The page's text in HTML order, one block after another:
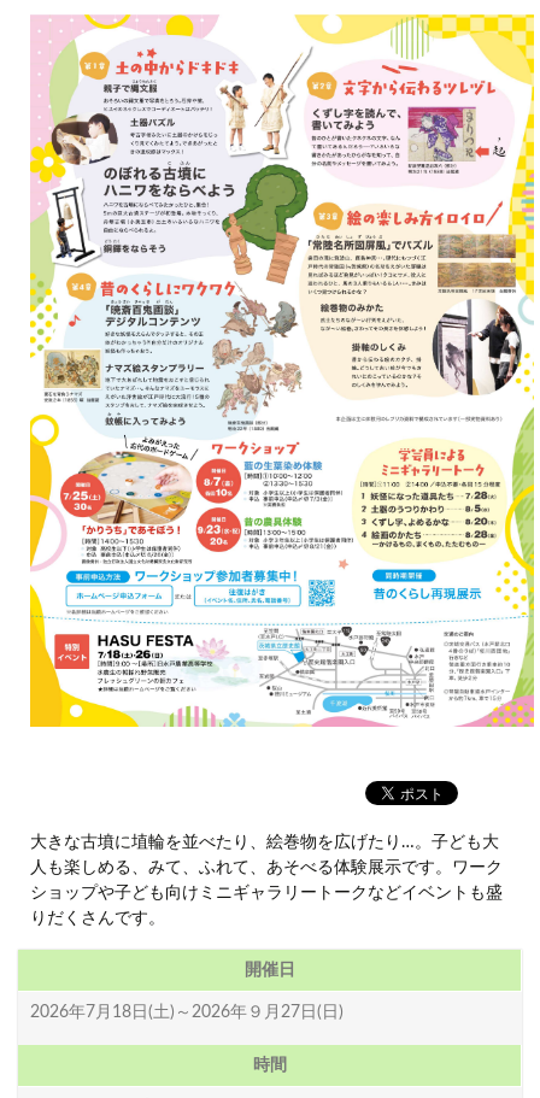
大きな古墳に埴輪を並べたり、絵巻物を広げたり…。子ども大
人も楽しめる、みて、ふれて、あそべる体験展示です。ワーク
ショップや子ども向けミニギャラリートークなどイベントも盛
りだくさんです。
開催日
2026年7月18日(土)～2026年９月27日(日)
時間